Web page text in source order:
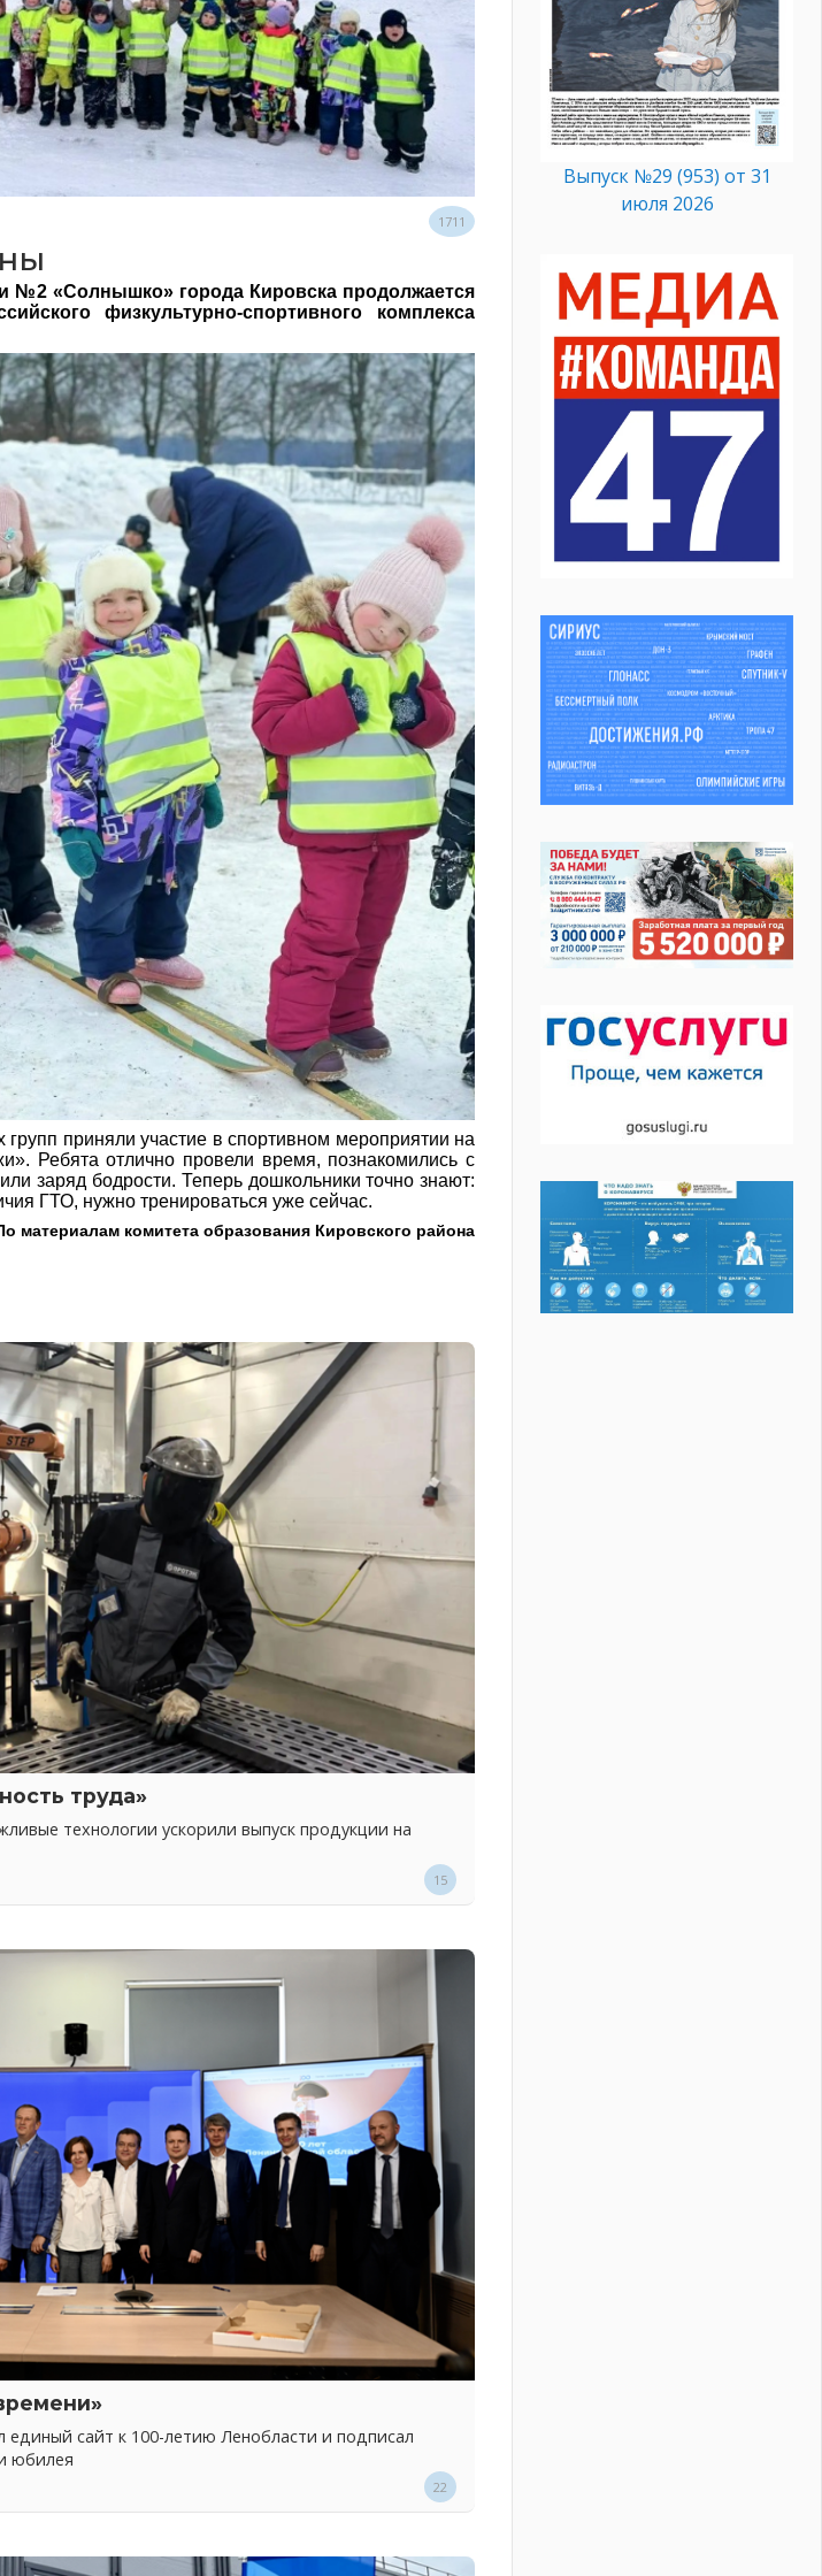
1711
№2 «Солнышко» города Кировска продолжается
физкультурно-спортивного комплекса
приняли участие в спортивном мероприятии на
Ребята отлично провели время, познакомились с
заряд бодрости. Теперь дошкольники точно знают:
ГТО, нужно тренироваться уже сейчас.
материалам комитета образования Кировского района
труда»
технологии ускорили выпуск продукции на
15
единый сайт к 100-летию Ленобласти и подписал
юбилея
22
Выпуск №29 (953) от 31
июля 2026